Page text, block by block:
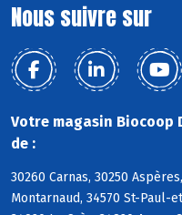
Nous suivre sur
Votre magasin Biocoop
de :
30260 Carnas, 30250
Montarnaud, 34570 St-Paul-